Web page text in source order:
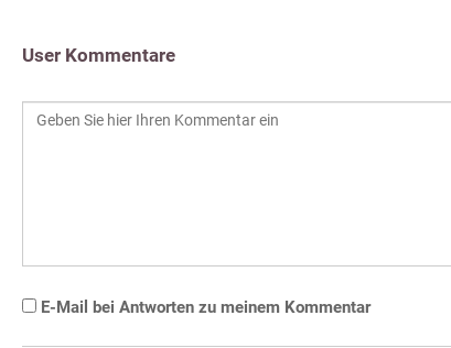
User Kommentare
E-Mail bei Antworten zu meinem Kommentar